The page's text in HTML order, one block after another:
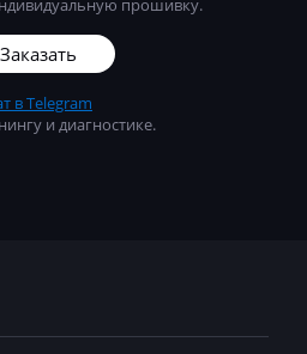
прошивку.
Заказать
в Telegram
и диагностике.